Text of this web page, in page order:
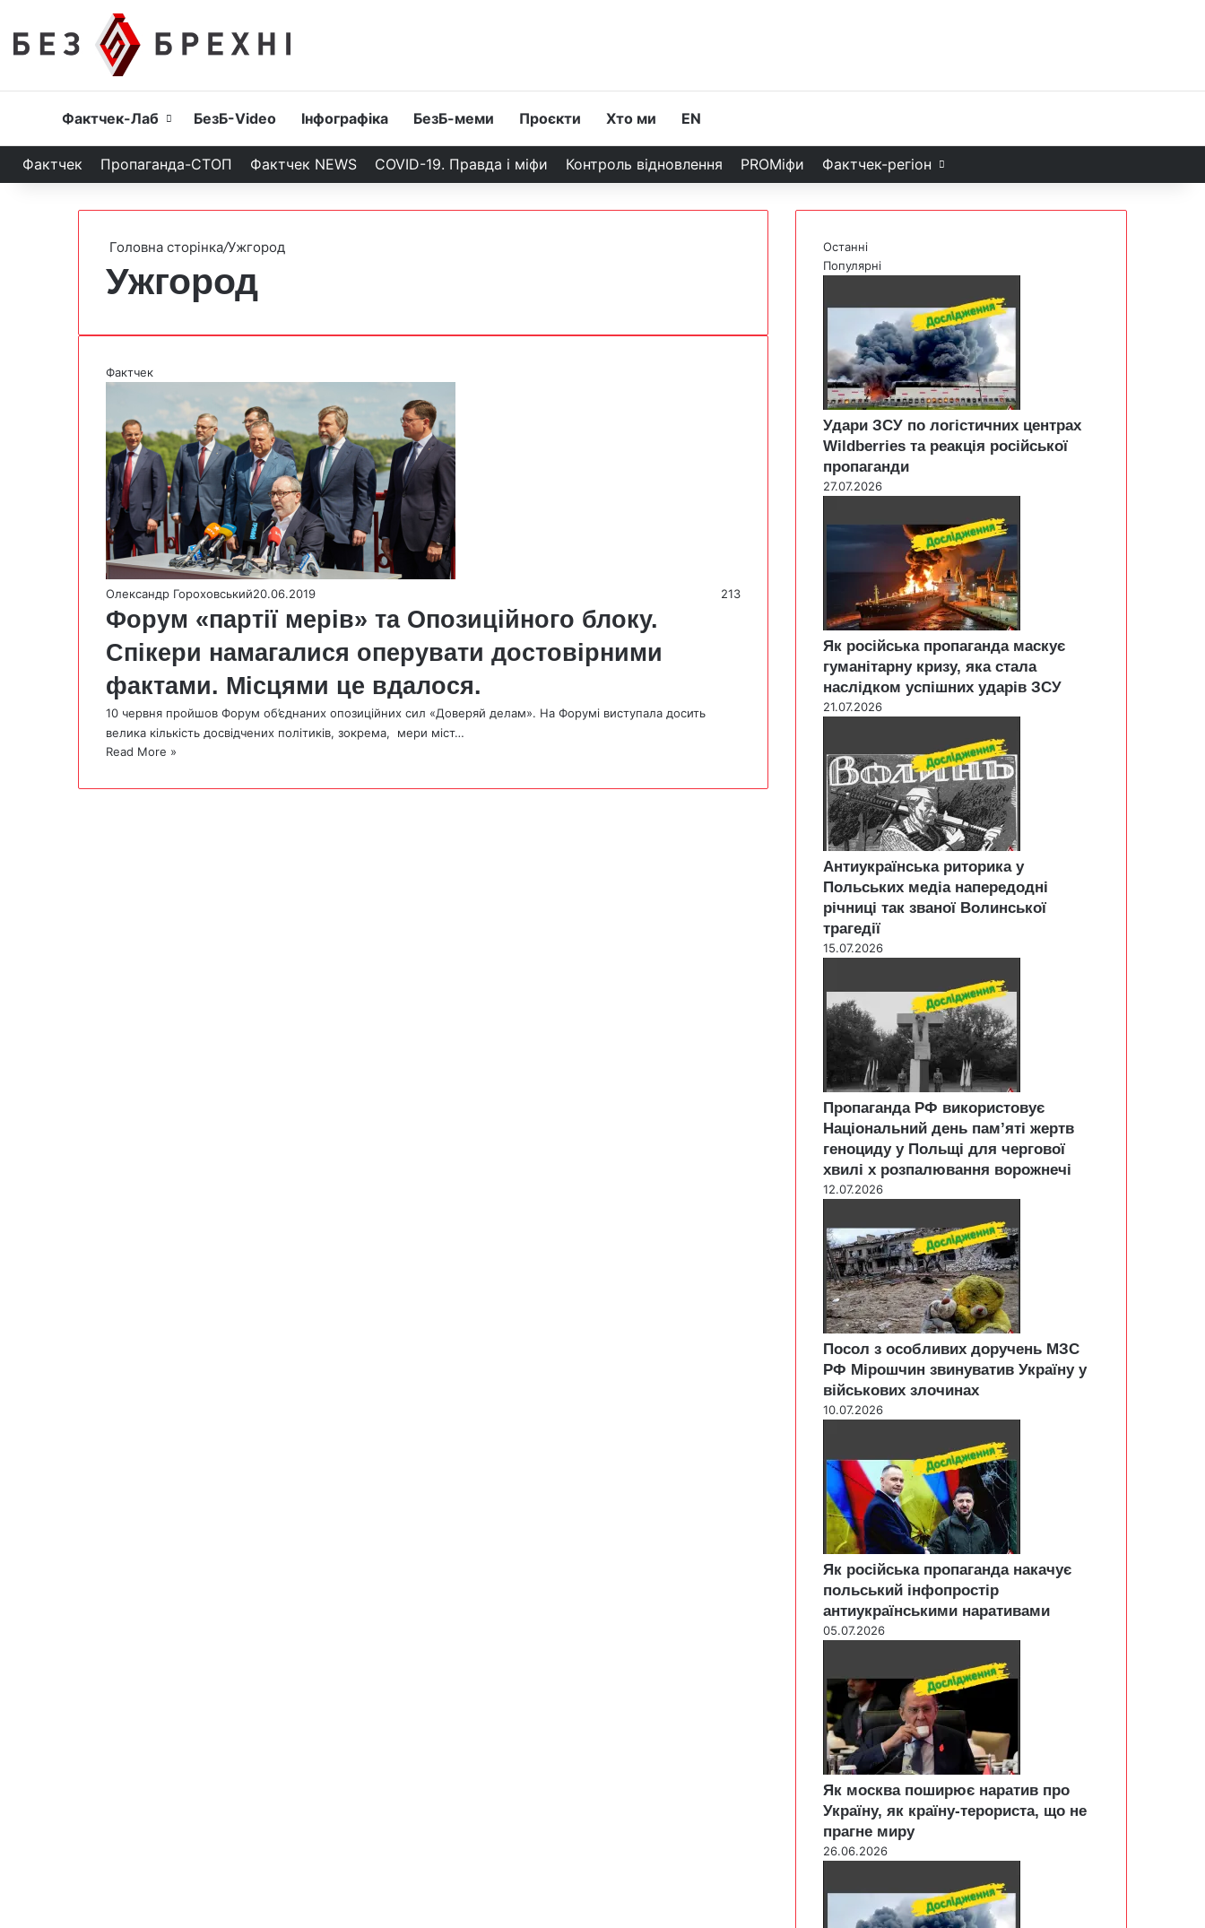
Головна
Фактчек-Лаб БезБ-Video Інфографіка БезБ-меми Проєкти Хто ми EN
Фактчек Пропаганда-СТОП Фактчек NEWS COVID-19. Правда і міфи Контроль відновлення PROМіфи Фактчек-регіон
Головна сторінка/Ужгород
Ужгород
Фактчек
Олександр Гороховський20.06.2019 213
Форум «партії мерів» та Опозиційного блоку.
Спікери намагалися оперувати достовірними
фактами. Місцями це вдалося.
10 червня пройшов Форум об’єднаних опозиційних сил «Доверяй делам». На Форумі виступала досить
велика кількість досвідчених політиків, зокрема, мери міст…
Read More »
Останні
Популярні
Удари ЗСУ по логістичних центрах
Wildberries та реакція російської
пропаганди
27.07.2026
Як російська пропаганда маскує
гуманітарну кризу, яка стала
наслідком успішних ударів ЗСУ
21.07.2026
Антиукраїнська риторика у
Польських медіа напередодні
річниці так званої Волинської
трагедії
15.07.2026
Пропаганда РФ використовує
Національний день пам’яті жертв
геноциду у Польщі для чергової
хвилі х розпалювання ворожнечі
12.07.2026
Посол з особливих доручень МЗС
РФ Мірошчин звинуватив Україну у
військових злочинах
10.07.2026
Як російська пропаганда накачує
польський інфопростір
антиукраїнськими наративами
05.07.2026
Як москва поширює наратив про
Україну, як країну-терориста, що не
прагне миру
26.06.2026